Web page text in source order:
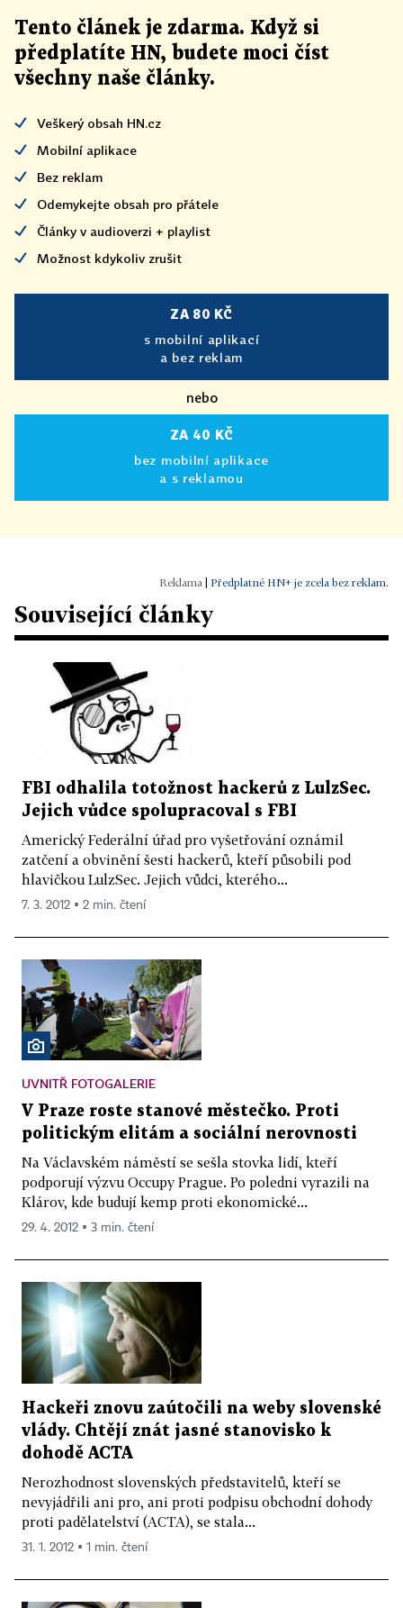
Tento článek je zdarma. Když si
předplatíte HN, budete moci číst
všechny naše články.
Veškerý obsah HN.cz
Mobilní aplikace
Bez reklam
Odemykejte obsah pro přátele
Články v audioverzi + playlist
Možnost kdykoliv zrušit
ZA 80 KČ
s mobilní aplikací
a bez reklam
nebo
ZA 40 KČ
bez mobilní aplikace
a s reklamou
Předplatné HN+ je zcela bez reklam.
Související články
FBI odhalila totožnost hackerů z LulzSec.
Jejich vůdce spolupracoval s FBI
Americký Federální úřad pro vyšetřování oznámil
zatčení a obvinění šesti hackerů, kteří působili pod
hlavičkou LulzSec. Jejich vůdci, kterého...
7. 3. 2012 ▪ 2 min. čtení
UVNITŘ FOTOGALERIE
V Praze roste stanové městečko. Proti
politickým elitám a sociální nerovnosti
Na Václavském náměstí se sešla stovka lidí, kteří
podporují výzvu Occupy Prague. Po poledni vyrazili na
Klárov, kde budují kemp proti ekonomické...
29. 4. 2012 ▪ 3 min. čtení
Hackeři znovu zaútočili na weby slovenské
vlády. Chtějí znát jasné stanovisko k
dohodě ACTA
Nerozhodnost slovenských představitelů, kteří se
nevyjádřili ani pro, ani proti podpisu obchodní dohody
proti padělatelství (ACTA), se stala...
31. 1. 2012 ▪ 1 min. čtení